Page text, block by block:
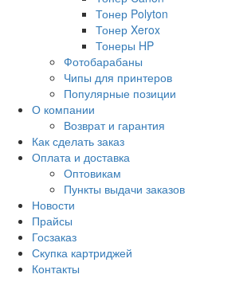
Тонер Polyton
Тонер Xerox
Тонеры HP
Фотобарабаны
Чипы для принтеров
Популярные позиции
О компании
Возврат и гарантия
Как сделать заказ
Оплата и доставка
Оптовикам
Пункты выдачи заказов
Новости
Прайсы
Госзаказ
Скупка картриджей
Контакты